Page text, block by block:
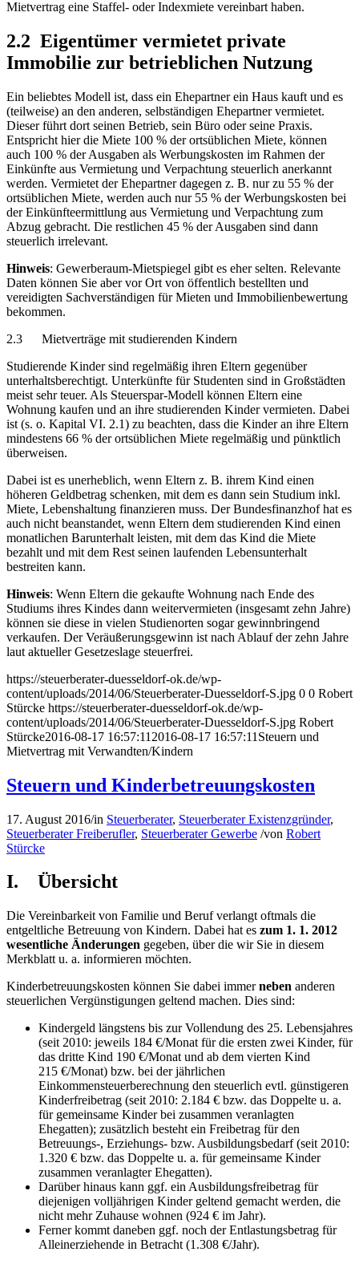
Mietvertrag eine Staffel- oder Indexmiete vereinbart haben.
2.2 Eigentümer vermietet private
Immobilie zur betrieblichen Nutzung
Ein beliebtes Modell ist, dass ein Ehepartner ein Haus kauft und es
(teilweise) an den anderen, selbständigen Ehepartner vermietet.
Dieser führt dort seinen Betrieb, sein Büro oder seine Praxis.
Entspricht hier die Miete 100 % der ortsüblichen Miete, können
auch 100 % der Ausgaben als Werbungskosten im Rahmen der
Einkünfte aus Vermietung und Verpachtung steuerlich anerkannt
werden. Vermietet der Ehepartner dagegen z. B. nur zu 55 % der
ortsüblichen Miete, werden auch nur 55 % der Werbungskosten bei
der Einkünfteermittlung aus Vermietung und Verpachtung zum
Abzug gebracht. Die restlichen 45 % der Ausgaben sind dann
steuerlich irrelevant.
Hinweis: Gewerberaum-Mietspiegel gibt es eher selten. Relevante
Daten können Sie aber vor Ort von öffentlich bestellten und
vereidigten Sachverständigen für Mieten und Immobilienbewertung
bekommen.
2.3 Mietverträge mit studierenden Kindern
Studierende Kinder sind regelmäßig ihren Eltern gegenüber
unterhaltsberechtigt. Unterkünfte für Studenten sind in Großstädten
meist sehr teuer. Als Steuerspar-Modell können Eltern eine
Wohnung kaufen und an ihre studierenden Kinder vermieten. Dabei
ist (s. o. Kapital VI. 2.1) zu beachten, dass die Kinder an ihre Eltern
mindestens 66 % der ortsüblichen Miete regelmäßig und pünktlich
überweisen.
Dabei ist es unerheblich, wenn Eltern z. B. ihrem Kind einen
höheren Geldbetrag schenken, mit dem es dann sein Studium inkl.
Miete, Lebenshaltung finanzieren muss. Der Bundesfinanzhof hat es
auch nicht beanstandet, wenn Eltern dem studierenden Kind einen
monatlichen Barunterhalt leisten, mit dem das Kind die Miete
bezahlt und mit dem Rest seinen laufenden Lebensunterhalt
bestreiten kann.
Hinweis: Wenn Eltern die gekaufte Wohnung nach Ende des
Studiums ihres Kindes dann weitervermieten (insgesamt zehn Jahre)
können sie diese in vielen Studienorten sogar gewinnbringend
verkaufen. Der Veräußerungsgewinn ist nach Ablauf der zehn Jahre
laut aktueller Gesetzeslage steuerfrei.
https://steuerberater-duesseldorf-ok.de/wp-
content/uploads/2014/06/Steuerberater-Duesseldorf-S.jpg 0 0 Robert
Stürcke https://steuerberater-duesseldorf-ok.de/wp-
content/uploads/2014/06/Steuerberater-Duesseldorf-S.jpg Robert
Stürcke2016-08-17 16:57:11 2016-08-17 16:57:11 Steuern und
Mietvertrag mit Verwandten/Kindern
Steuern und Kinderbetreuungskosten
17. August 2016/in Steuerberater, Steuerberater Existenzgründer,
Steuerberater Freiberufler, Steuerberater Gewerbe /von Robert
Stürcke
I. Übersicht
Die Vereinbarkeit von Familie und Beruf verlangt oftmals die
entgeltliche Betreuung von Kindern. Dabei hat es zum 1. 1. 2012
wesentliche Änderungen gegeben, über die wir Sie in diesem
Merkblatt u. a. informieren möchten.
Kinderbetreuungskosten können Sie dabei immerneben anderen
steuerlichen Vergünstigungen geltend machen. Dies sind:
Kindergeld längstens bis zur Vollendung des 25. Lebensjahres
(seit 2010: jeweils 184 €/Monat für die ersten zwei Kinder, für
das dritte Kind 190 €/Monat und ab dem vierten Kind
215 €/Monat) bzw. bei der jährlichen
Einkommensteuerberechnung den steuerlich evtl. günstigeren
Kinderfreibetrag (seit 2010: 2.184 € bzw. das Doppelte u. a.
für gemeinsame Kinder bei zusammen veranlagten
Ehegatten); zusätzlich besteht ein Freibetrag für den
Betreuungs-, Erziehungs- bzw. Ausbildungsbedarf (seit 2010:
1.320 € bzw. das Doppelte u. a. für gemeinsame Kinder
zusammen veranlagter Ehegatten).
Darüber hinaus kann ggf. ein Ausbildungsfreibetrag für
diejenigen volljährigen Kinder geltend gemacht werden, die
nicht mehr Zuhause wohnen (924 € im Jahr).
Ferner kommt daneben ggf. noch der Entlastungsbetrag für
Alleinerziehende in Betracht (1.308 €/Jahr).